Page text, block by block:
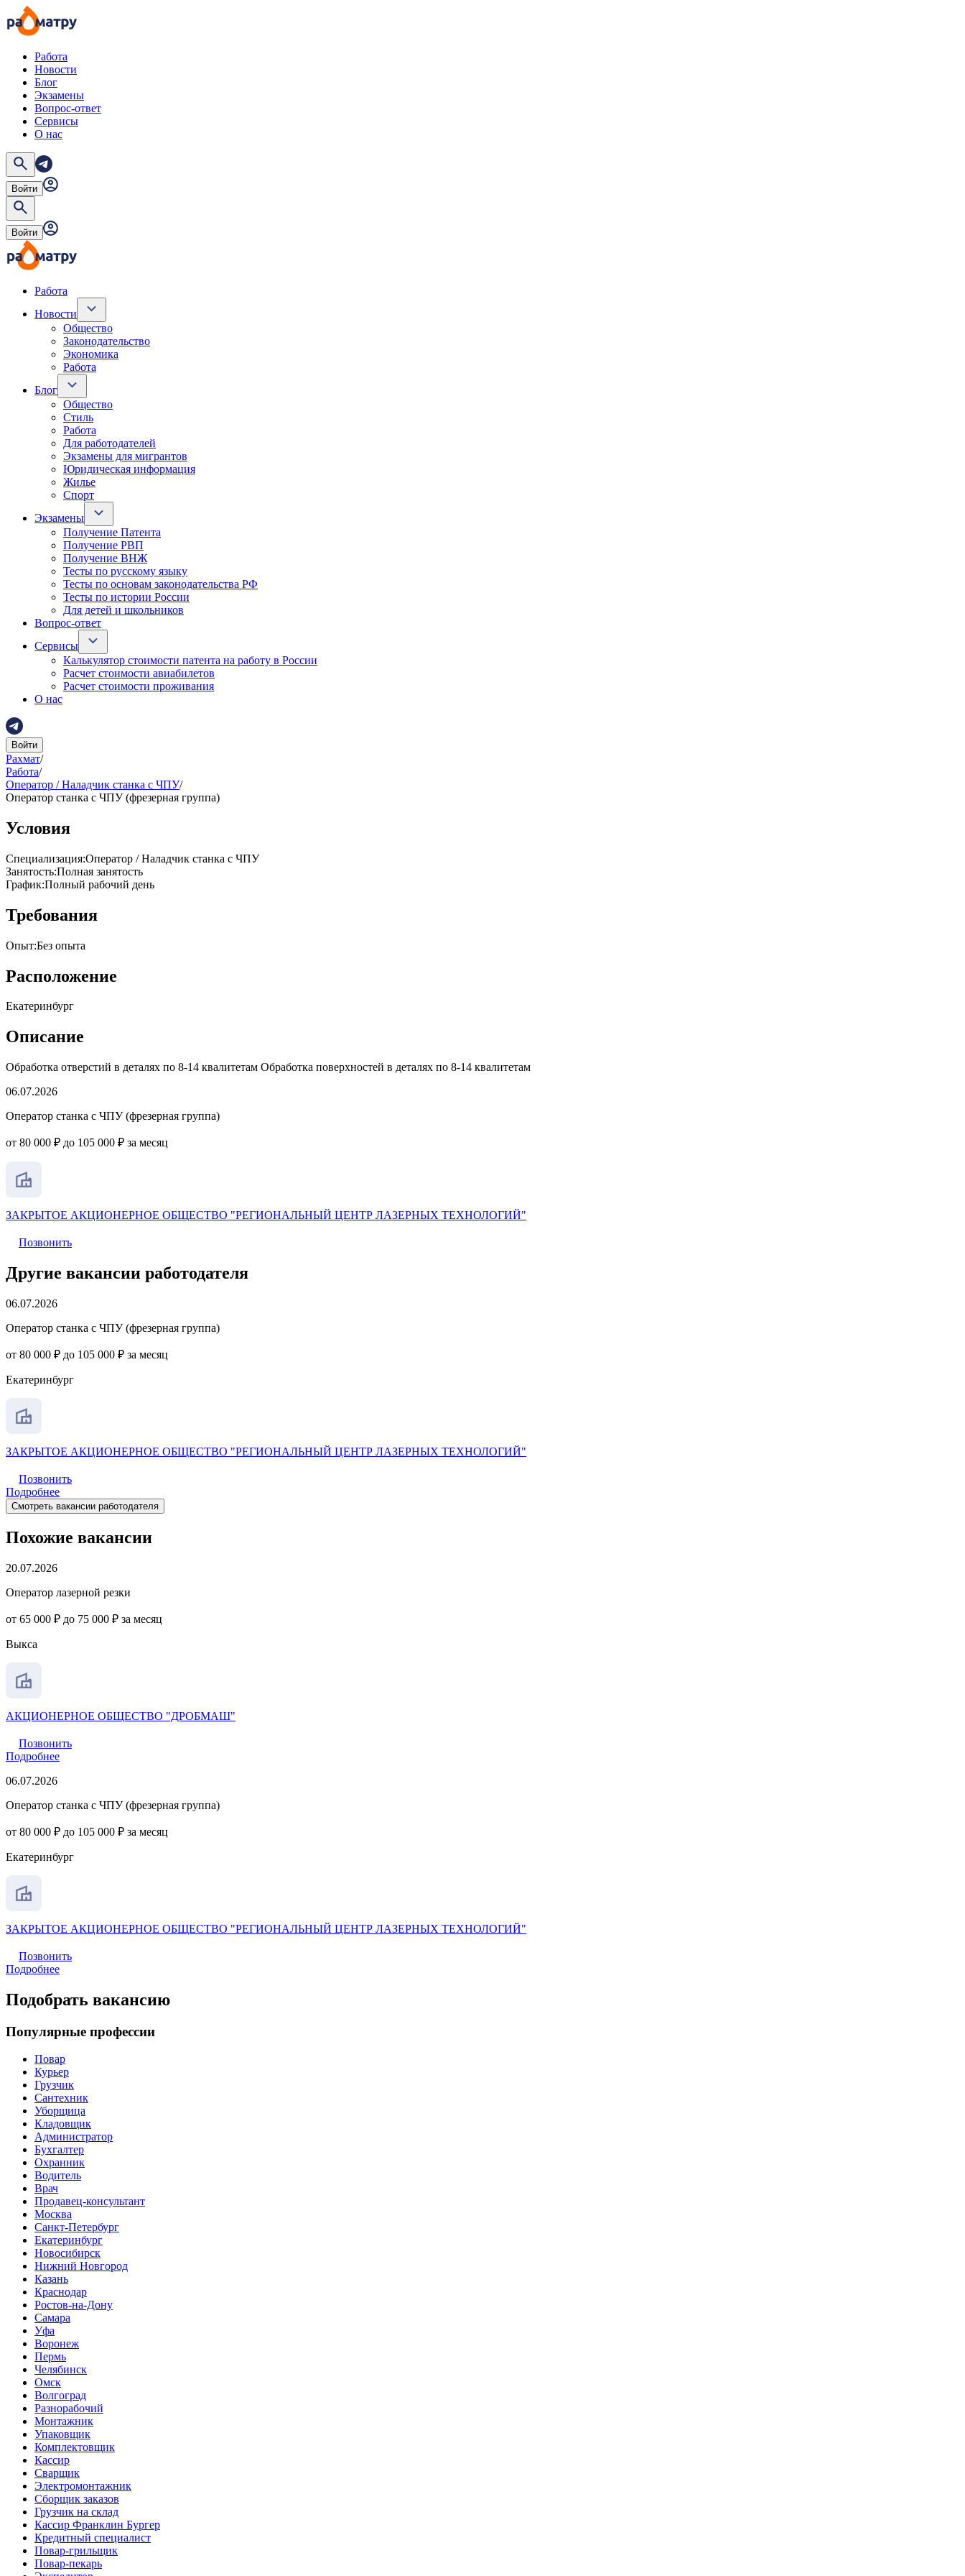
Работа
Новости
Блог
Экзамены
Вопрос-ответ
Сервисы
О нас
Войти
Войти
Работа
Новости
Общество
Законодательство
Экономика
Работа
Блог
Общество
Стиль
Работа
Для работодателей
Экзамены для мигрантов
Юридическая информация
Жилье
Спорт
Экзамены
Получение Патента
Получение РВП
Получение ВНЖ
Тесты по русскому языку
Тесты по основам законодательства РФ
Тесты по истории России
Для детей и школьников
Вопрос-ответ
Сервисы
Калькулятор стоимости патента на работу в России
Расчет стоимости авиабилетов
Расчет стоимости проживания
О нас
Войти
Рахмат/
Работа/
Оператор / Наладчик станка с ЧПУ/
Оператор станка с ЧПУ (фрезерная группа)
Условия
Специализация:Оператор / Наладчик станка с ЧПУ
Занятость:Полная занятость
График:Полный рабочий день
Требования
Опыт:Без опыта
Расположение
Екатеринбург
Описание
Обработка отверстий в деталях по 8-14 квалитетам Обработка поверхностей в деталях по 8-14 квалитетам
06.07.2026
Оператор станка с ЧПУ (фрезерная группа)
от 80 000 ₽ до 105 000 ₽ за месяц
ЗАКРЫТОЕ АКЦИОНЕРНОЕ ОБЩЕСТВО "РЕГИОНАЛЬНЫЙ ЦЕНТР ЛАЗЕРНЫХ ТЕХНОЛОГИЙ"
Позвонить
Другие вакансии работодателя
06.07.2026
Оператор станка с ЧПУ (фрезерная группа)
от 80 000 ₽ до 105 000 ₽ за месяц
Екатеринбург
ЗАКРЫТОЕ АКЦИОНЕРНОЕ ОБЩЕСТВО "РЕГИОНАЛЬНЫЙ ЦЕНТР ЛАЗЕРНЫХ ТЕХНОЛОГИЙ"
Позвонить
Подробнее
Смотреть вакансии работодателя
Похожие вакансии
20.07.2026
Оператор лазерной резки
от 65 000 ₽ до 75 000 ₽ за месяц
Выкса
АКЦИОНЕРНОЕ ОБЩЕСТВО "ДРОБМАШ"
Позвонить
Подробнее
06.07.2026
Оператор станка с ЧПУ (фрезерная группа)
от 80 000 ₽ до 105 000 ₽ за месяц
Екатеринбург
ЗАКРЫТОЕ АКЦИОНЕРНОЕ ОБЩЕСТВО "РЕГИОНАЛЬНЫЙ ЦЕНТР ЛАЗЕРНЫХ ТЕХНОЛОГИЙ"
Позвонить
Подробнее
Подобрать вакансию
Популярные профессии
Повар
Курьер
Грузчик
Сантехник
Уборщица
Кладовщик
Администратор
Бухгалтер
Охранник
Водитель
Врач
Продавец-консультант
Москва
Санкт-Петербург
Екатеринбург
Новосибирск
Нижний Новгород
Казань
Краснодар
Ростов-на-Дону
Самара
Уфа
Воронеж
Пермь
Челябинск
Омск
Волгоград
Разнорабочий
Монтажник
Упаковщик
Комплектовщик
Кассир
Сварщик
Электромонтажник
Сборщик заказов
Грузчик на склад
Кассир Франклин Бургер
Кредитный специалист
Повар-грильщик
Повар-пекарь